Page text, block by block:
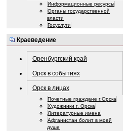
Информационные ресурсы
Органы государственной
власти
Госуслуги
Краеведение
Оренбургский край
Орск в событиях
Орск в лицах
Почетные граждане г.Орска
Художники г. Орска
Литературные имена
Афганистан болит в моей
душе